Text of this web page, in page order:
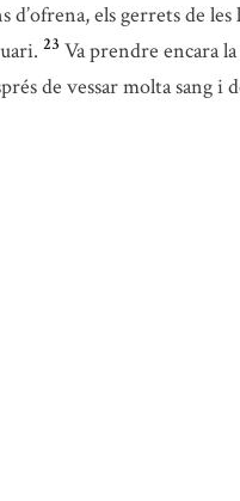
d’ofrena, els gerrets de
23 Va prendre encara
de vessar molta sang i